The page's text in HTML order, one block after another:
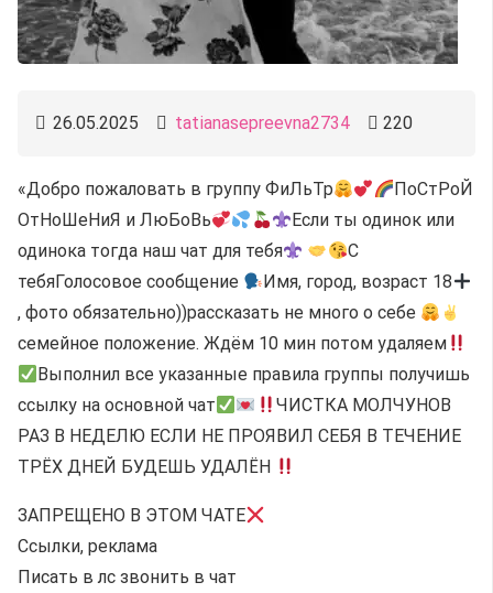
26.05.2025 tatianasepreevna2734 220
«Добро пожаловать в группу ФиЛьТр
ПоСтРоЙ
ОтНоШеНиЯ и ЛюБоВь
Если ты одинок или
одинока тогда наш чат для тебя
С
тебяГолосовое сообщение
Имя, город, возраст 18
, фото обязательно))рассказать не много о себе
семейное положение. Ждём 10 мин потом удаляем
Выполнил все указанные правила группы получишь
ссылку на основной чат
ЧИСТКА МОЛЧУНОВ
РАЗ В НЕДЕЛЮ ЕСЛИ НЕ ПРОЯВИЛ СЕБЯ В ТЕЧЕНИЕ
ТРЁХ ДНЕЙ БУДЕШЬ УДАЛЁН
ЗАПРЕЩЕНО В ЭТОМ ЧАТЕ
Ссылки, реклама
Писать в лс звонить в чат